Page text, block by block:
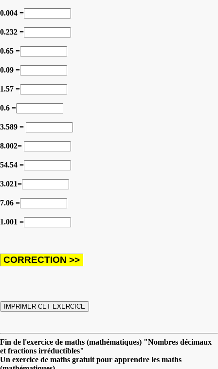
0.004 =
0.232 =
0.65 =
0.09 =
1.57 =
0.6 =
3.589 =
8.002=
54.54 =
3.021=
7.06 =
1.001 =
Fin de l'exercice de maths (mathématiques) "Nombres décimaux
et fractions irréductibles"
Un exercice de maths gratuit pour apprendre les maths